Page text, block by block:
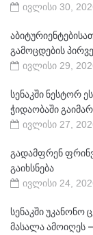
ივლისი 30,
გამოცდების
ივლისი 29,
სენაკში ნესტორ
ჭიდაობაში
ივლისი 27,
გადამფრენ
გაიხსნება
ივლისი 24,
სენაკში
მასალა ამოიღეს